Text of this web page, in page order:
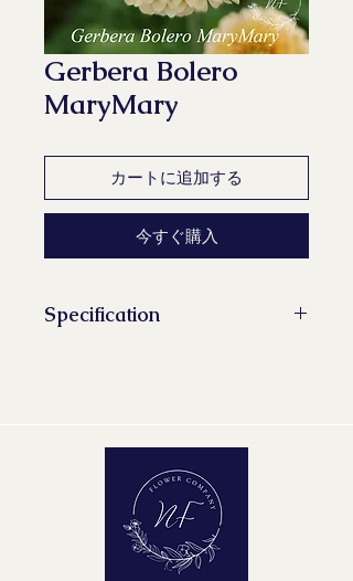
Gerbera Bolero
MaryMary
カートに追加する
今すぐ購入
Specification
Maturity Stage: 2-2
Quality Group: A1